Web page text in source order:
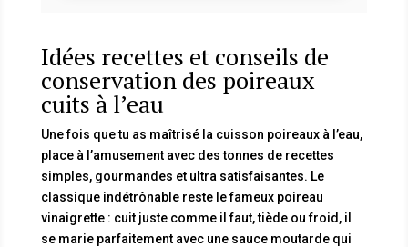
Idées recettes et conseils de
conservation des poireaux
cuits à l’eau
Une fois que tu as maîtrisé la cuisson poireaux à l’eau,
place à l’amusement avec des tonnes de recettes
simples, gourmandes et ultra satisfaisantes. Le
classique indétrônable reste le fameux poireau
vinaigrette : cuit juste comme il faut, tiède ou froid, il
se marie parfaitement avec une sauce moutarde qui